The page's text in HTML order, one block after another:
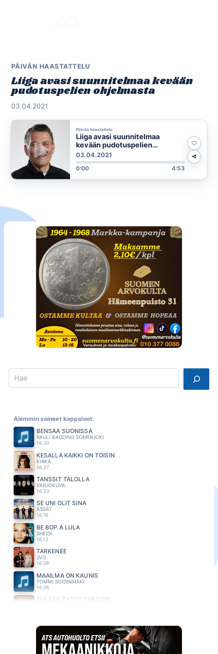
PÄIVÄN HAASTATTELU
Liiga avasi suunnitelmaa kevään
pudotuspelien ohjelmasta
03.04.2021
Päivän haastattelu
Liiga avasi suunnitelmaa
kevään pudotuspelien
ohjelmasta
03.04.2021
0:00 4:53
Search
Aiemmin soineet kappaleet:
BENSAA SUONISSA
RAULI BADDING SOMERJOKI
16.30
KESÄLLÄ KAIKKI ON TOISIN
KIRKA
16.27
TANSSIT TALOLLA
VARJOKUVA
16.23
SE UNI OLIT SINÄ
ÄSSÄT
16.16
BE BOP A LULA
SHEIDI
16.13
TARKENEE
JVG
16.09
MAAILMA ON KAUNIS
TOMMI SOIDINMÄKI
16.06
TULKAA TYTÖT TAKAISIN
JAMES BLUNT
15.56
TOIVON SULLE